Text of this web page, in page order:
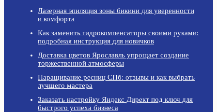
Лазерная эпиляция зоны бикини для уверенности
и комфорта
Как заменить гидрокомпенсаторы своими руками:
подробная инструкция для новичков
Доставка цветов Ярославль упрощает создание
торжественной атмосферы
Наращивание ресниц СПб: отзывы и как выбрать
лучшего мастера
Заказать настройку Яндекс Директ под ключ для
быстрого успеха бизнеса